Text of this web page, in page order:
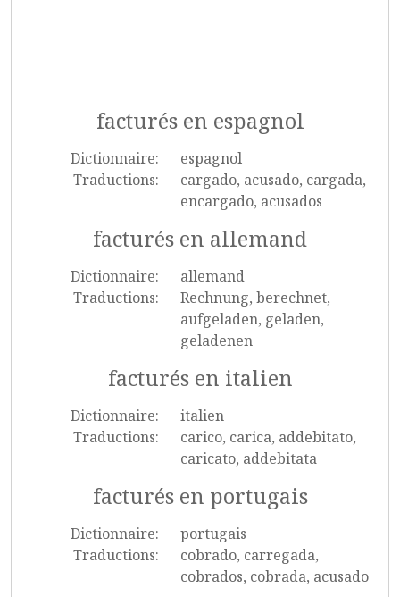
facturés en espagnol
Dictionnaire:
espagnol
Traductions:
cargado, acusado, cargada,
encargado, acusados
facturés en allemand
Dictionnaire:
allemand
Traductions:
Rechnung, berechnet,
aufgeladen, geladen,
geladenen
facturés en italien
Dictionnaire:
italien
Traductions:
carico, carica, addebitato,
caricato, addebitata
facturés en portugais
Dictionnaire:
portugais
Traductions:
cobrado, carregada,
cobrados, cobrada, acusado